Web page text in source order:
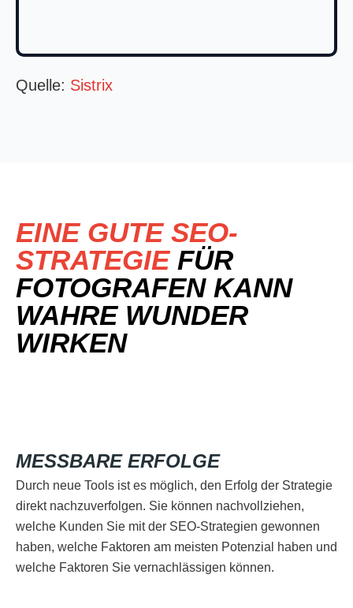
Quelle: Sistrix
EINE GUTE SEO-
STRATEGIEFÜR
FOTOGRAFEN KANN
WAHRE WUNDER
WIRKEN
MESSBARE ERFOLGE
Durch neue Tools ist es möglich, den Erfolg der Strategie
direkt nachzuverfolgen. Sie können nachvollziehen,
welche Kunden Sie mit der SEO-Strategien gewonnen
haben, welche Faktoren am meisten Potenzial haben und
welche Faktoren Sie vernachlässigen können.